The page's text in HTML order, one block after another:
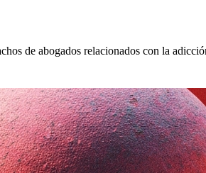
de abogados relacionados con la